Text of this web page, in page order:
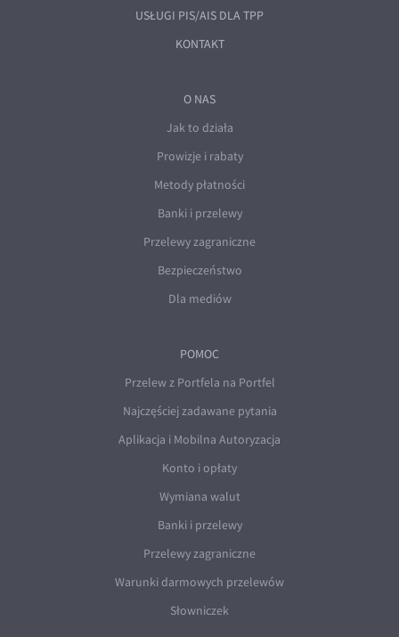
USŁUGI PIS/AIS DLA TPP
KONTAKT
O NAS
Jak to działa
Prowizje i rabaty
Metody płatności
Banki i przelewy
Przelewy zagraniczne
Bezpieczeństwo
Dla mediów
POMOC
Przelew z Portfela na Portfel
Najczęściej zadawane pytania
Aplikacja i Mobilna Autoryzacja
Konto i opłaty
Wymiana walut
Banki i przelewy
Przelewy zagraniczne
Warunki darmowych przelewów
Słowniczek